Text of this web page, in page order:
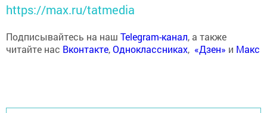
https://max.ru/tatmedia
Подписывайтесь на наш Telegram-канал, а также
читайте нас Вконтакте,Одноклассниках, «Дзен» и Макс